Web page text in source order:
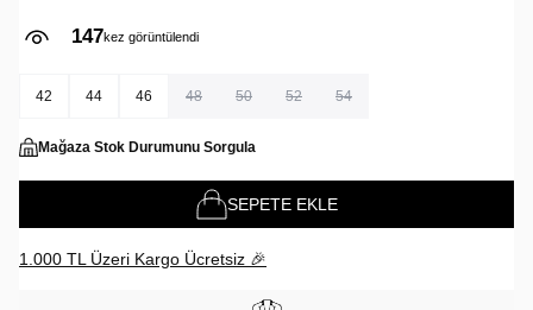
147kez görüntülendi
12kez sepete eklendi
42 44 46 48 50 52 54
Mağaza Stok Durumunu Sorgula
SEPETE EKLE
1.000 TL Üzeri Kargo Ücretsiz 🎉